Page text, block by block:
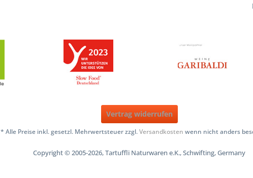
Vertrag widerrufen
* Alle Preise inkl. gesetzl. Mehrwertsteuer zzgl.Versandkosten wenn nicht anders
Copyright © 2005-2026, Tartuffli Naturwaren e.K., Schwifting, Germany